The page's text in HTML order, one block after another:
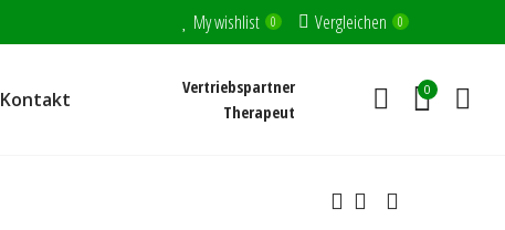
My wishlist 0 Vergleichen 0
Kontakt
Vertriebspartner
Therapeut
0